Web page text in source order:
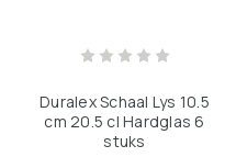
Duralex Schaal Lys 10.5
cm 20.5 cl Hardglas 6
stuks